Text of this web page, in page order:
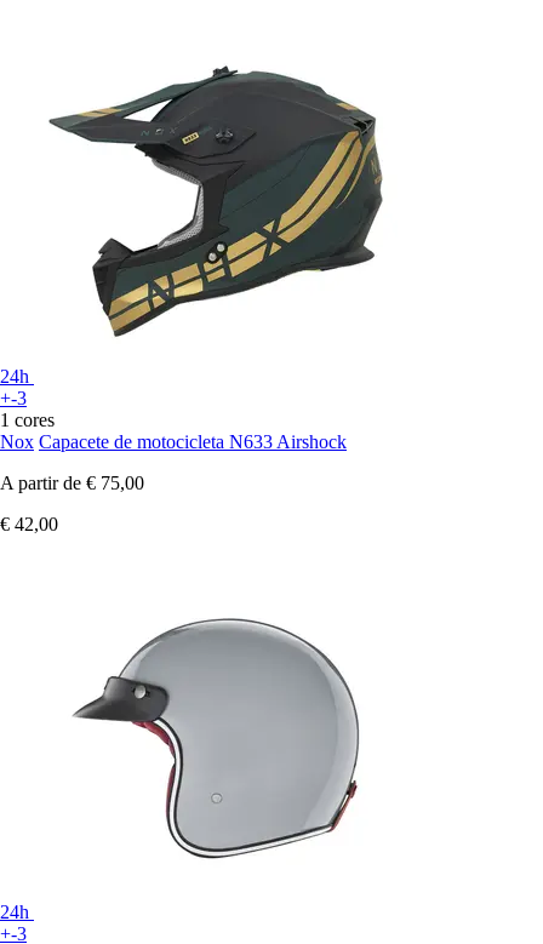
24h
+-3
1 cores
Nox Capacete de motocicleta N633 Airshock
A partir de € 75,00
€ 42,00
24h
+-3